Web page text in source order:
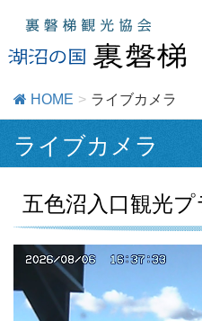
HOME ライブカメラ
ライブカメラ
五色沼入口観光